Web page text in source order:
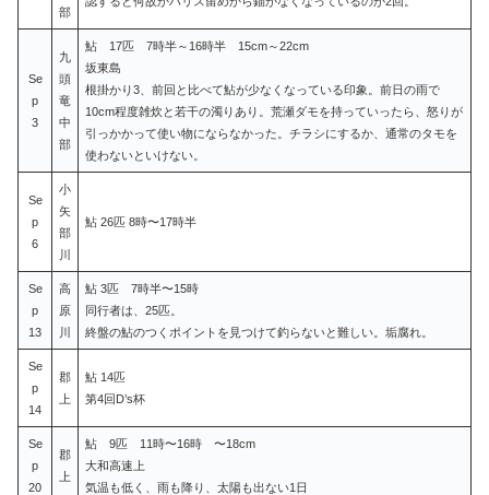
部
Se
p
3
九
頭
竜
中
部
鮎 17匹 7時半～16時半 15cm～22cm
坂東島
根掛かり3、前回と比べて鮎が少なくなっている印象。前日の雨で
10cm程度雑炊と若干の濁りあり。荒瀬ダモを持っていったら、怒りが
引っかかって使い物にならなかった。チラシにするか、通常のタモを
使わないといけない。
Se
p
6
小
矢
部
川
鮎 26匹 8時〜17時半
Se
p
13
高
原
川
鮎 3匹 7時半〜15時
同行者は、25匹。
終盤の鮎のつくポイントを見つけて釣らないと難しい。垢腐れ。
Se
p
14
郡
上
鮎 14匹
第4回D’s杯
Se
p
20
郡
上
鮎 9匹 11時〜16時 〜18cm
大和高速上
気温も低く、雨も降り、太陽も出ない1日